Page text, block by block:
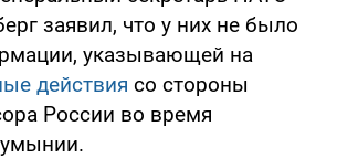
заявил, что у них не было
указывающей на
действия со стороны
России во время